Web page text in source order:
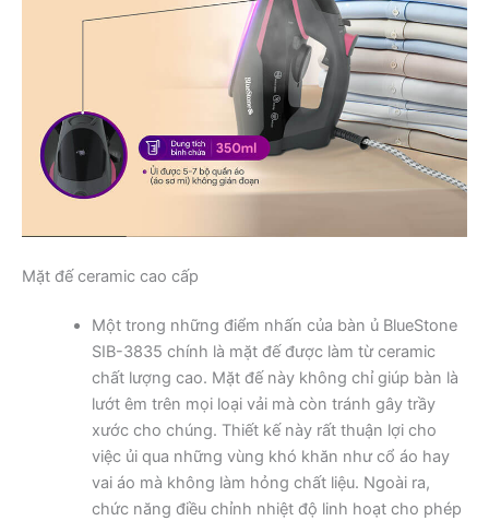
Mặt đế ceramic cao cấp
Một trong những điểm nhấn của bàn ủ BlueStone
SIB-3835 chính là mặt đế được làm từ ceramic
chất lượng cao. Mặt đế này không chỉ giúp bàn là
lướt êm trên mọi loại vải mà còn tránh gây trầy
xước cho chúng. Thiết kế này rất thuận lợi cho
việc ủi qua những vùng khó khăn như cổ áo hay
vai áo mà không làm hỏng chất liệu. Ngoài ra,
chức năng điều chỉnh nhiệt độ linh hoạt cho phép